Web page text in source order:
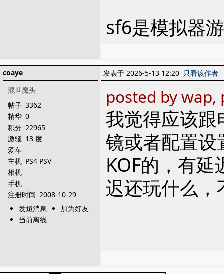
sf6是模拟器
coaye
混世魔头
帖子 3362
精华 0
积分 22965
激骚 13 度
爱车
主机 PS4 PSV
相机
手机
注册时间 2008-10-29
发短消息
加为好友
当前离线
发表于 2026-5-13 12:20 只看该作者
posted by
我觉得应该
镜或者配置设
KOF的，有
迟还玩什么